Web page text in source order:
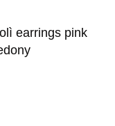
earrings pink